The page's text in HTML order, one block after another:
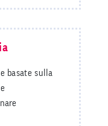
basate sulla